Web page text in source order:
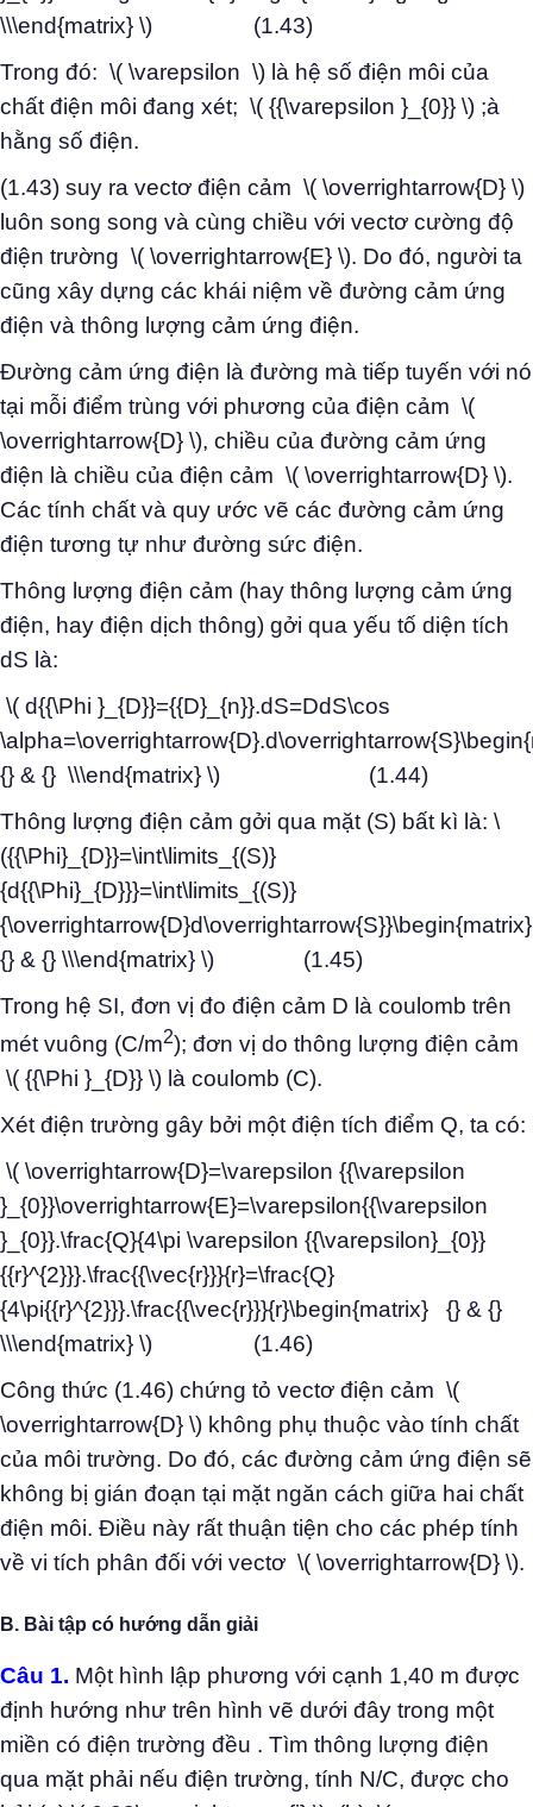
\\\end{matrix} \) (1.43)
Trong đó: \( \varepsilon \) là hệ số điện môi của
chất điện môi đang xét; \( {{\varepsilon }_{0}} \) ;à
hằng số điện.
(1.43) suy ra vectơ điện cảm \( \overrightarrow{D} \)
luôn song song và cùng chiều với vectơ cường độ
điện trường \( \overrightarrow{E} \). Do đó, người ta
cũng xây dựng các khái niệm về đường cảm ứng
điện và thông lượng cảm ứng điện.
Đường cảm ứng điện là đường mà tiếp tuyến với nó
tại mỗi điểm trùng với phương của điện cảm \(
\overrightarrow{D} \), chiều của đường cảm ứng
điện là chiều của điện cảm \( \overrightarrow{D} \).
Các tính chất và quy ước vẽ các đường cảm ứng
điện tương tự như đường sức điện.
Thông lượng điện cảm (hay thông lượng cảm ứng
điện, hay điện dịch thông) gởi qua yếu tố diện tích
dS là:
\( d{{\Phi }_{D}}={{D}_{n}}.dS=DdS\cos
{} & {} \\\end{matrix} \) (1.44)
Thông lượng điện cảm gởi qua mặt (S) bất kì là: \
({{\Phi}_{D}}=\int\limits_{(S)}
{d{{\Phi}_{D}}}=\int\limits_{(S)}
{\overrightarrow{D}d\overrightarrow{S}}\begin{matrix}
{} & {} \\\end{matrix} \) (1.45)
Trong hệ SI, đơn vị đo điện cảm D là coulomb trên
mét vuông (C/m2); đơn vị do thông lượng điện cảm
\( {{\Phi }_{D}} \) là coulomb (C).
Xét điện trường gây bởi một điện tích điểm Q, ta có:
\( \overrightarrow{D}=\varepsilon {{\varepsilon
}_{0}}\overrightarrow{E}=\varepsilon{{\varepsilon
}_{0}}.\frac{Q}{4\pi \varepsilon {{\varepsilon}_{0}}
{{r}^{2}}}.\frac{{\vec{r}}}{r}=\frac{Q}
{4\pi{{r}^{2}}}.\frac{{\vec{r}}}{r}\begin{matrix} {} & {}
\\\end{matrix} \) (1.46)
Công thức (1.46) chứng tỏ vectơ điện cảm \(
\overrightarrow{D} \) không phụ thuộc vào tính chất
của môi trường. Do đó, các đường cảm ứng điện sẽ
không bị gián đoạn tại mặt ngăn cách giữa hai chất
điện môi. Điều này rất thuận tiện cho các phép tính
về vi tích phân đối với vectơ \( \overrightarrow{D} \).
B. Bài tập có hướng dẫn giải
Câu 1. Một hình lập phương với cạnh 1,40 m được
định hướng như trên hình vẽ dưới đây trong một
miền có điện trường đều . Tìm thông lượng điện
qua mặt phải nếu điện trường, tính N/C, được cho